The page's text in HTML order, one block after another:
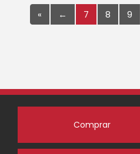
« ← 7 8 9
Comprar